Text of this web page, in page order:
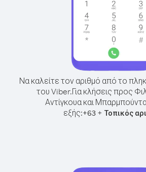
Να καλείτε τον αριθμό από το
του Viber.Για κλήσεις προς
Αντίγκουα και
εξής:+63+ Τοπικός